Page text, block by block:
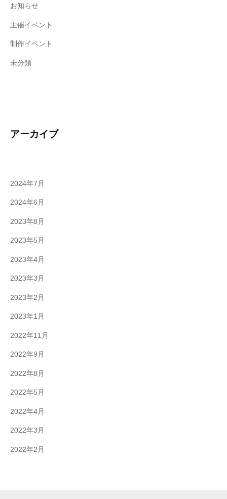
お知らせ
主催イベント
制作イベント
未分類
アーカイブ
2024年7月
2024年6月
2023年8月
2023年5月
2023年4月
2023年3月
2023年2月
2023年1月
2022年11月
2022年9月
2022年8月
2022年5月
2022年4月
2022年3月
2022年2月